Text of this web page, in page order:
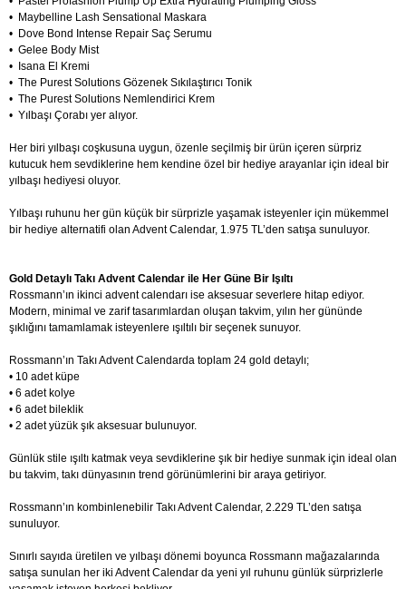
• Maybelline Lash Sensational Maskara
• Dove Bond Intense Repair Saç Serumu
• Gelee Body Mist
• Isana El Kremi
• The Purest Solutions Gözenek Sıkılaştırıcı Tonik
• The Purest Solutions Nemlendirici Krem
• Yılbaşı Çorabı yer alıyor.
Her biri yılbaşı coşkusuna uygun, özenle seçilmiş bir ürün içeren sürpriz
kutucuk hem sevdiklerine hem kendine özel bir hediye arayanlar için ideal bir
yılbaşı hediyesi oluyor.
Yılbaşı ruhunu her gün küçük bir sürprizle yaşamak isteyenler için mükemmel
bir hediye alternatifi olan Advent Calendar, 1.975 TL’den satışa sunuluyor.
Gold Detaylı Takı Advent Calendar ile Her Güne Bir Işıltı
Rossmann’ın ikinci advent calendarı ise aksesuar severlere hitap ediyor.
Modern, minimal ve zarif tasarımlardan oluşan takvim, yılın her gününde
şıklığını tamamlamak isteyenlere ışıltılı bir seçenek sunuyor.
Rossmann’ın Takı Advent Calendarda toplam 24 gold detaylı;
• 10 adet küpe
• 6 adet kolye
• 6 adet bileklik
• 2 adet yüzük şık aksesuar bulunuyor.
Günlük stile ışıltı katmak veya sevdiklerine şık bir hediye sunmak için ideal olan
bu takvim, takı dünyasının trend görünümlerini bir araya getiriyor.
Rossmann’ın kombinlenebilir Takı Advent Calendar, 2.229 TL’den satışa
sunuluyor.
Sınırlı sayıda üretilen ve yılbaşı dönemi boyunca Rossmann mağazalarında
satışa sunulan her iki Advent Calendar da yeni yıl ruhunu günlük sürprizlerle